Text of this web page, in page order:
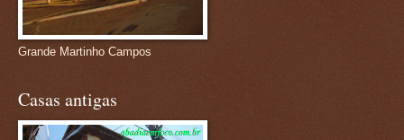
Grande Martinho Campos
Casas antigas